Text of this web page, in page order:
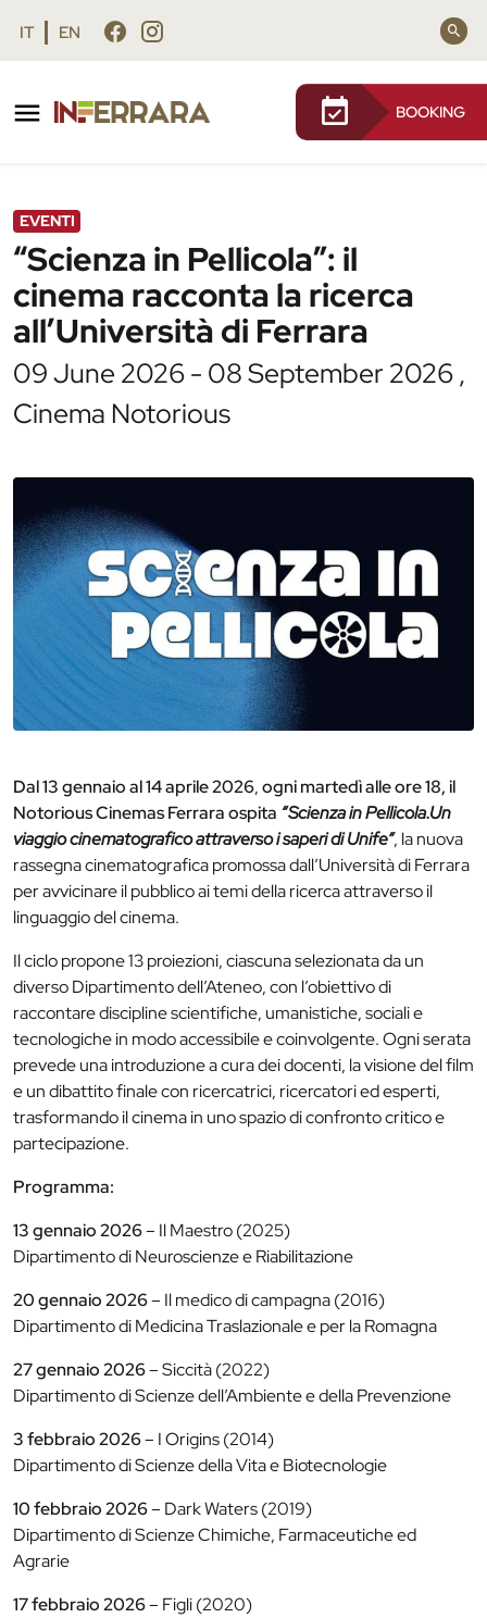
Vai al contenuto principale
Vai al footer
IT EN
BOOKING
“Scienza in Pellicola”: il cinema racconta la
EVENTI
“Scienza in Pellicola”: il
cinema racconta la ricerca
all’Università di Ferrara
09 June 2026 - 08 September 2026 ,
Cinema Notorious
Dal 13 gennaio al 14 aprile 2026,ogni martedì alle ore 18,il
Notorious Cinemas Ferrara ospita “Scienza in Pellicola.Un
viaggio cinematografico attraverso i saperi di Unife”, la nuova
rassegna cinematografica promossa dall’Università di Ferrara
per avvicinare il pubblico ai temi della ricerca attraverso il
linguaggio del cinema.
Il ciclo propone 13 proiezioni, ciascuna selezionata da un
diverso Dipartimento dell’Ateneo, con l’obiettivo di
raccontare discipline scientifiche, umanistiche, sociali e
tecnologiche in modo accessibile e coinvolgente. Ogni serata
prevede una introduzione a cura dei docenti, la visione del film
e un dibattito finale con ricercatrici, ricercatori ed esperti,
trasformando il cinema in uno spazio di confronto critico e
partecipazione.
Programma:
13 gennaio 2026– Il Maestro (2025)
Dipartimento di Neuroscienze e Riabilitazione
20 gennaio 2026– Il medico di campagna (2016)
Dipartimento di Medicina Traslazionale e per la Romagna
27 gennaio 2026– Siccità (2022)
Dipartimento di Scienze dell’Ambiente e della Prevenzione
3 febbraio 2026– I Origins (2014)
Dipartimento di Scienze della Vita e Biotecnologie
10 febbraio 2026– Dark Waters (2019)
Dipartimento di Scienze Chimiche, Farmaceutiche ed
Agrarie
17 febbraio 2026– Figli (2020)